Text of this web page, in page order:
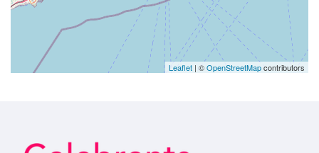
Leaflet | ©OpenStreetMapcontributors